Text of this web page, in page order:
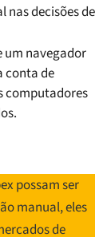
decisões de
um navegador
conta de
computadores
possam ser
manual, eles
de